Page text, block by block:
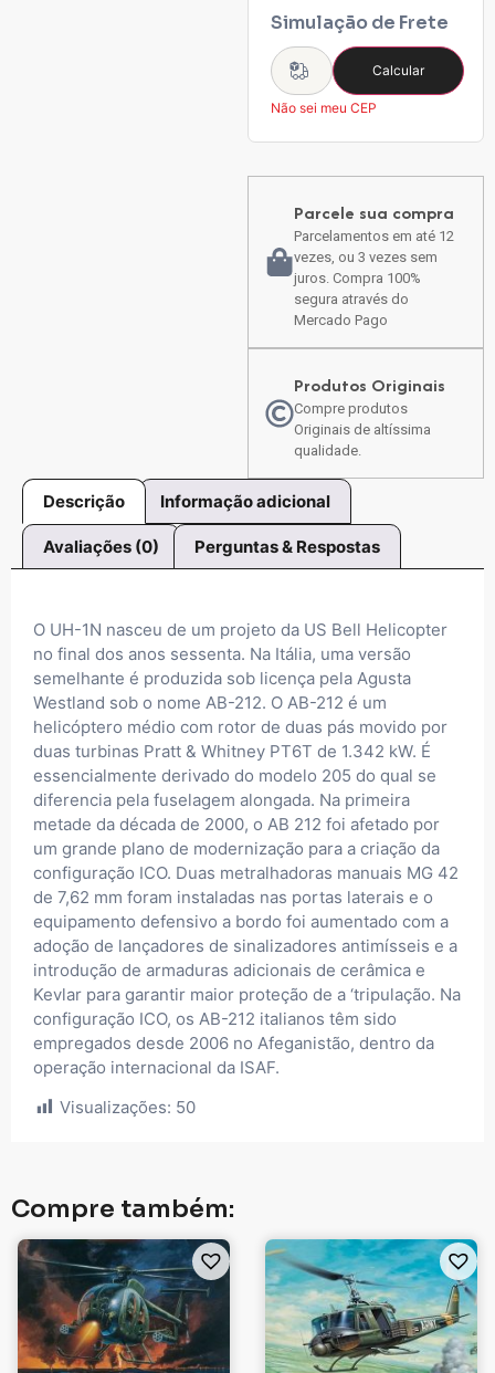
Simulação de Frete
Calcular
Não sei meu CEP
Parcele sua compra
Parcelamentos em até 12
vezes, ou 3 vezes sem
juros. Compra 100%
segura através do
Mercado Pago
Produtos Originais
Compre produtos
Originais de altíssima
qualidade.
Descrição Informação adicional
Avaliações (0) Perguntas & Respostas
O UH-1N nasceu de um projeto da US Bell Helicopter
no final dos anos sessenta. Na Itália, uma versão
semelhante é produzida sob licença pela Agusta
Westland sob o nome AB-212. O AB-212 é um
helicóptero médio com rotor de duas pás movido por
duas turbinas Pratt & Whitney PT6T de 1.342 kW. É
essencialmente derivado do modelo 205 do qual se
diferencia pela fuselagem alongada. Na primeira
metade da década de 2000, o AB 212 foi afetado por
um grande plano de modernização para a criação da
configuração ICO. Duas metralhadoras manuais MG 42
de 7,62 mm foram instaladas nas portas laterais e o
equipamento defensivo a bordo foi aumentado com a
adoção de lançadores de sinalizadores antimísseis e a
introdução de armaduras adicionais de cerâmica e
Kevlar para garantir maior proteção de a ‘tripulação. Na
configuração ICO, os AB-212 italianos têm sido
empregados desde 2006 no Afeganistão, dentro da
operação internacional da ISAF.
Visualizações: 50
Compre também: